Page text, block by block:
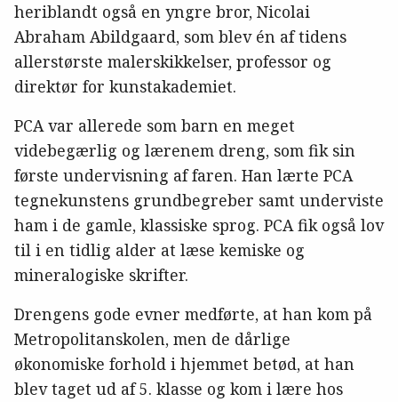
heriblandt også en yngre bror, Nicolai
Abraham Abildgaard, som blev én af tidens
allerstørste malerskikkelser, professor og
direktør for kunstakademiet.
PCA var allerede som barn en meget
videbegærlig og lærenem dreng, som fik sin
første undervisning af faren. Han lærte PCA
tegnekunstens grundbegreber samt underviste
ham i de gamle, klassiske sprog. PCA fik også lov
til i en tidlig alder at læse kemiske og
mineralogiske skrifter.
Drengens gode evner medførte, at han kom på
Metropolitanskolen, men de dårlige
økonomiske forhold i hjemmet betød, at han
blev taget ud af 5. klasse og kom i lære hos